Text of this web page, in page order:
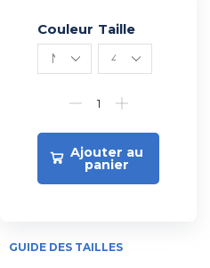
Couleur Taille
Ajouter au
panier
Alternative:
GUIDE DES TAILLES